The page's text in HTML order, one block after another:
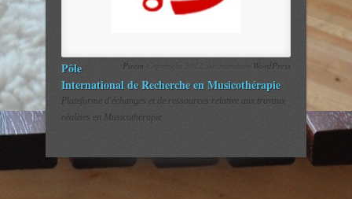
Pirem Copyright 2012 Architecture WordPress
Pôle
International de Recherche en Musicothérapie
Plateforme d'échanges et de ressources relative aux travaux
réalisés en Musicothérapie